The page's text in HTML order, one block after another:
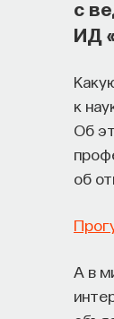
с
ИД
к
Об
об
А в
Как
мы